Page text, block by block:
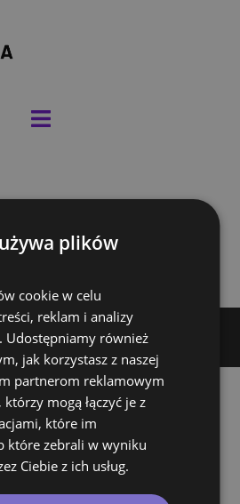
ERA TORUŃ
plików
cookie w celu
reklam i analizy
Udostępniamy również
jak korzystasz z naszej
partnerom reklamowym
mogą łączyć je z
które im
które zebrali w wyniku
Ciebie z ich usług.